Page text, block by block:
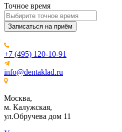
Точное время
Записаться на приём
+7 (495) 120-10-91
info@dentaklad.ru
Москва,
м. Калужская,
ул.Обручева дом 11